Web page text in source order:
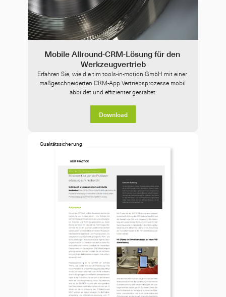
Mobile Allround-CRM-Lösung für den
Werkzeugvertrieb
Erfahren Sie, wie die tim tools-in-motion GmbH mit einer
maßgeschneiderten CRM-App Vertriebsprozesse mobil
abbildet und effizienter gestaltet.
Download
Qualitätssicherung